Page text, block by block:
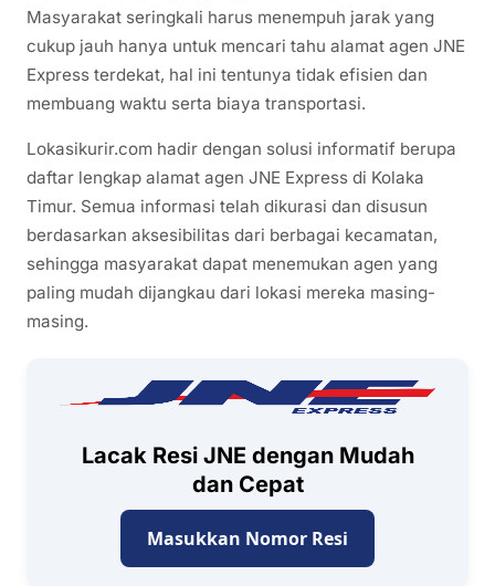
Masyarakat seringkali harus menempuh jarak yang
cukup jauh hanya untuk mencari tahu alamat agen JNE
Express terdekat, hal ini tentunya tidak efisien dan
membuang waktu serta biaya transportasi.
Lokasikurir.com hadir dengan solusi informatif berupa
daftar lengkap alamat agen JNE Express di Kolaka
Timur. Semua informasi telah dikurasi dan disusun
berdasarkan aksesibilitas dari berbagai kecamatan,
sehingga masyarakat dapat menemukan agen yang
paling mudah dijangkau dari lokasi mereka masing-
masing.
Lacak Resi JNE dengan Mudah
dan Cepat
Masukkan Nomor Resi